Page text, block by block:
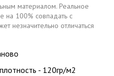
материалом. Реальное
на 100% совпадать с
незначительно отличаться
- 120гр/м2